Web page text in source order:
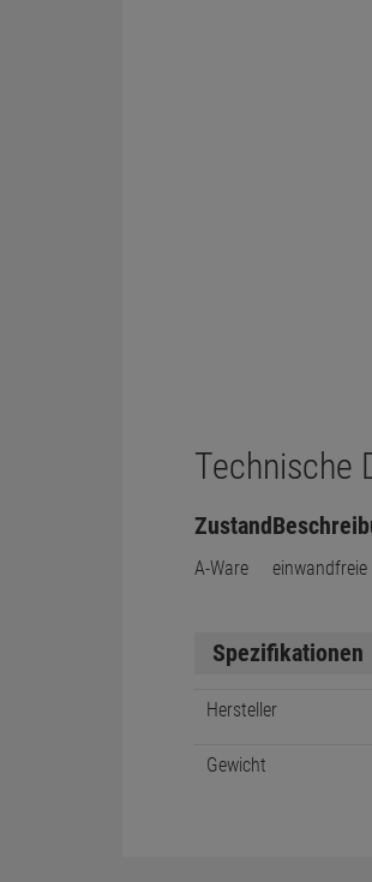
Technische
Zustand
A-Ware
Spezifikationen
Hersteller
Gewicht